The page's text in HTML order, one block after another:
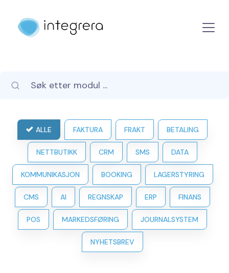
ALLE FAKTURA FRAKT BETALING
NETTBUTIKK CRM SMS DATA
KOMMUNIKASJON BOOKING LAGERSTYRING
CMS AI REGNSKAP ERP FINANS
POS MARKEDSFØRING JOURNALSYSTEM
NYHETSBREV